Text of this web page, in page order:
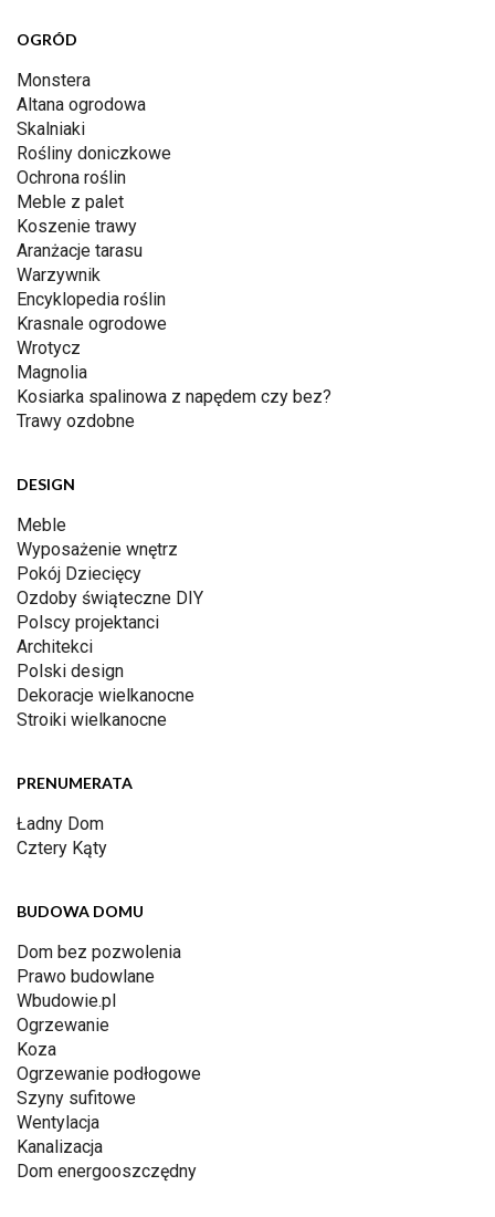
OGRÓD
Monstera
Altana ogrodowa
Skalniaki
Rośliny doniczkowe
Ochrona roślin
Meble z palet
Koszenie trawy
Aranżacje tarasu
Warzywnik
Encyklopedia roślin
Krasnale ogrodowe
Wrotycz
Magnolia
Kosiarka spalinowa z napędem czy bez?
Trawy ozdobne
DESIGN
Meble
Wyposażenie wnętrz
Pokój Dziecięcy
Ozdoby świąteczne DIY
Polscy projektanci
Architekci
Polski design
Dekoracje wielkanocne
Stroiki wielkanocne
PRENUMERATA
Ładny Dom
Cztery Kąty
BUDOWA DOMU
Dom bez pozwolenia
Prawo budowlane
Wbudowie.pl
Ogrzewanie
Koza
Ogrzewanie podłogowe
Szyny sufitowe
Wentylacja
Kanalizacja
Dom energooszczędny